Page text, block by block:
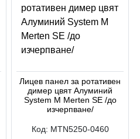
Лицев панел за ротативен
димер цвят Алуминий
System M Merten SE /до
изчерпване/
Код: MTN5250-0460